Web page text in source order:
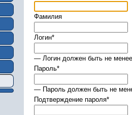
Фамилия
Логин*
— Логин должен быть не
Пароль*
— Пароль должен быть не
Подтверждение пароля*